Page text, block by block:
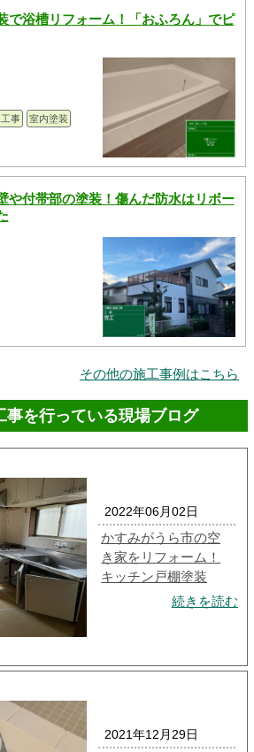
で浴槽リフォーム！「おふろん」でピ
事 室内塗装
や付帯部の塗装！傷んだ防水はリボー
その他の施工事例はこちら
事を行っている現場ブログ
2022年06月02日
かすみがうら市の空
き家をリフォーム！
キッチン戸棚塗装
続きを読む
2021年12月29日